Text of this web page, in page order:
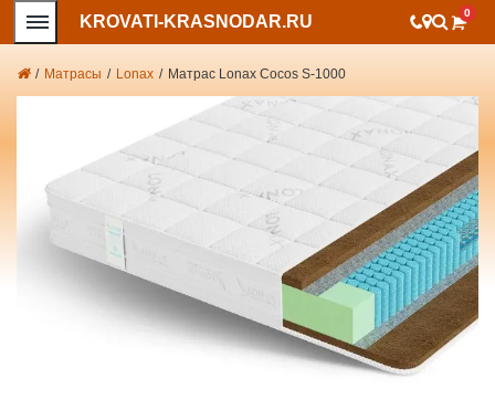
KROVATI-KRASNODAR.RU 0
/ Матрасы / Lonax / Матрас Lonax Cocos S-1000